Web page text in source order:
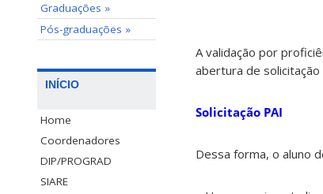
Graduações »
Pós-graduações »
INÍCIO
Home
Coordenadores
DIP/PROGRAD
SIARE
A validação por
abertura de solicitação
Solicitação PAI
Dessa forma, o aluno